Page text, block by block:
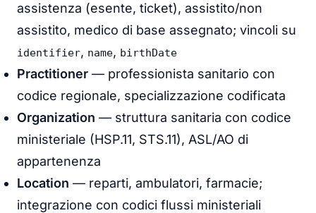
assistenza (esente, ticket), assistito/non
assistito, medico di base assegnato; vincoli su
identifier, name, birthDate
Practitioner — professionista sanitario con
codice regionale, specializzazione codificata
Organization — struttura sanitaria con codice
ministeriale (HSP.11, STS.11), ASL/AO di
appartenenza
Location — reparti, ambulatori, farmacie;
integrazione con codici flussi ministeriali